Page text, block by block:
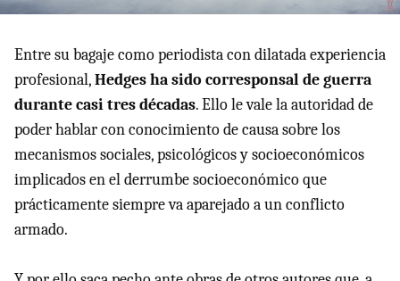
Entre su bagaje como periodista con dilatada experiencia
profesional,Hedges ha sido corresponsal de guerra
durante casi tres décadas. Ello le vale la autoridad de
poder hablar con conocimiento de causa sobre los
mecanismos sociales, psicológicos y socioeconómicos
implicados en el derrumbe socioeconómico que
prácticamente siempre va aparejado a un conflicto
armado.